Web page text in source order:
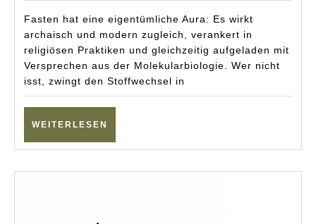
Studien
wirklich
zeigen
Fasten hat eine eigentümliche Aura: Es wirkt
archaisch und modern zugleich, verankert in
religiösen Praktiken und gleichzeitig aufgeladen mit
Versprechen aus der Molekularbiologie. Wer nicht
isst, zwingt den Stoffwechsel in
WEITERLESEN